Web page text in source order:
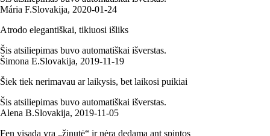
Mária F.Slovakija, 2020‑01‑24
Atrodo elegantiškai, tikiuosi išliks
Šis atsiliepimas buvo automatiškai išverstas.
Šimona E.Slovakija, 2019‑11‑19
Šiek tiek nerimavau ar laikysis, bet laikosi puikiai
Šis atsiliepimas buvo automatiškai išverstas.
Alena B.Slovakija, 2019‑11‑05
Fen visada yra „žinutė“ ir nėra dedama ant spintos